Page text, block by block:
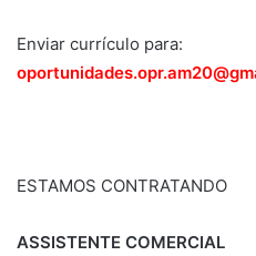
Enviar currículo para:
ESTAMOS CONTRATANDO
ASSISTENTE COMERCIAL